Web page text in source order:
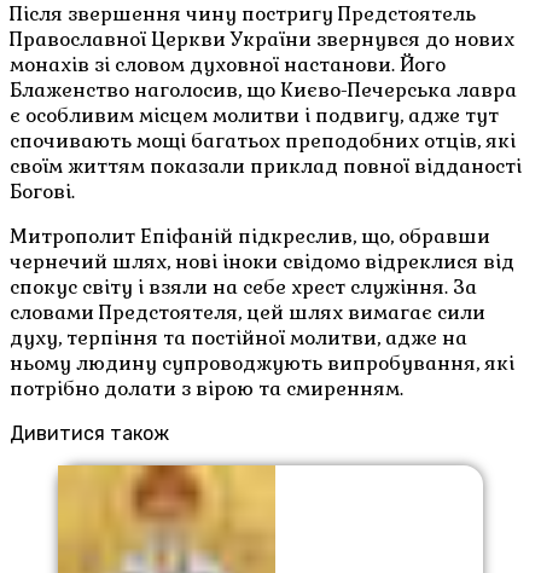
Після звершення чину постригу Предстоятель
Православної Церкви України звернувся до нових
монахів зі словом духовної настанови. Його
Блаженство наголосив, що Києво-Печерська лавра
є особливим місцем молитви і подвигу, адже тут
спочивають мощі багатьох преподобних отців, які
своїм життям показали приклад повної відданості
Богові.
Митрополит Епіфаній підкреслив, що, обравши
чернечий шлях, нові іноки свідомо відреклися від
спокус світу і взяли на себе хрест служіння. За
словами Предстоятеля, цей шлях вимагає сили
духу, терпіння та постійної молитви, адже на
ньому людину супроводжують випробування, які
потрібно долати з вірою та смиренням.
Дивитися також